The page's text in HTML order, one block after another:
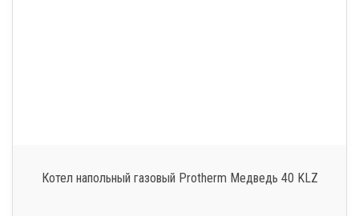
Котел напольный газовый Protherm Медведь 40 KLZ